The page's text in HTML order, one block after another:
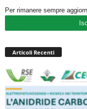
Per rimanere sempre
Articoli Recenti